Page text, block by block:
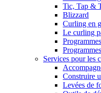
Tic, Tap &
Blizzard
Curling en
Le curling
Services pour les
Construire
Levées de